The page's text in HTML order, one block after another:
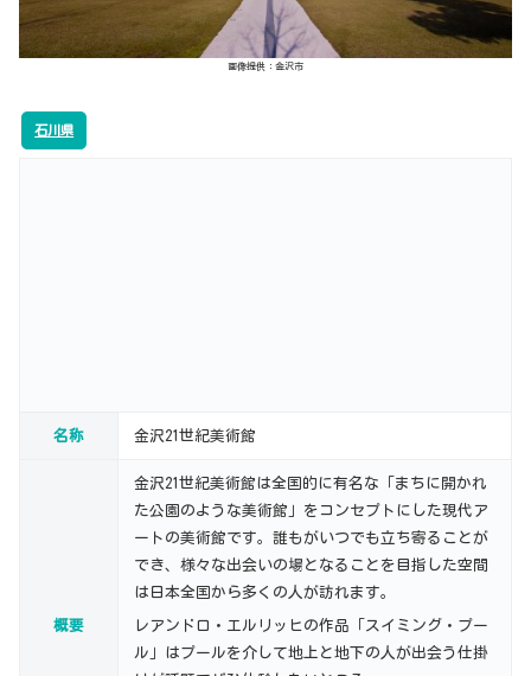
画像提供：金沢市
石川県
名称 金沢21世紀美術館
概要
金沢21世紀美術館は全国的に有名な「まちに開かれ
た公園のような美術館」をコンセプトにした現代ア
ートの美術館です。誰もがいつでも立ち寄ることが
でき、様々な出会いの場となることを目指した空間
は日本全国から多くの人が訪れます。
レアンドロ・エルリッヒの作品「スイミング・プー
ル」はプールを介して地上と地下の人が出会う仕掛